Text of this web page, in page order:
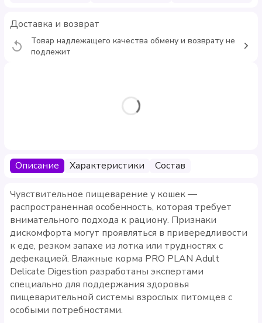
Доставка и возврат
Товар надлежащего качества обмену и возврату не
подлежит
Описание Характеристики Состав
Чувствительное пищеварение у кошек —
распространенная особенность, которая требует
внимательного подхода к рациону. Признаки
дискомфорта могут проявляться в привередливости
к еде, резком запахе из лотка или трудностях с
дефекацией. Влажные корма PRO PLAN Adult
Delicate Digestion разработаны экспертами
специально для поддержания здоровья
пищеварительной системы взрослых питомцев с
особыми потребностями.